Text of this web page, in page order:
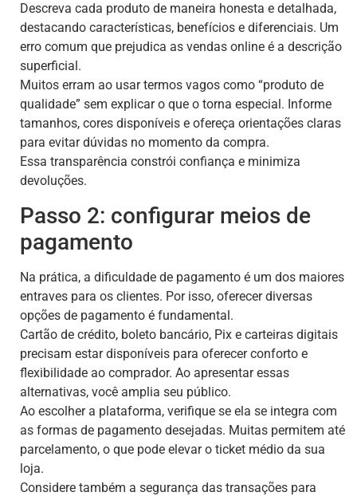
Descreva cada produto de maneira honesta e detalhada,
destacando características, benefícios e diferenciais. Um
erro comum que prejudica as vendas online é a descrição
superficial.
Muitos erram ao usar termos vagos como “produto de
qualidade” sem explicar o que o torna especial. Informe
tamanhos, cores disponíveis e ofereça orientações claras
para evitar dúvidas no momento da compra.
Essa transparência constrói confiança e minimiza
devoluções.
Passo 2: configurar meios de
pagamento
Na prática, a dificuldade de pagamento é um dos maiores
entraves para os clientes. Por isso, oferecer diversas
opções de pagamento é fundamental.
Cartão de crédito, boleto bancário, Pix e carteiras digitais
precisam estar disponíveis para oferecer conforto e
flexibilidade ao comprador. Ao apresentar essas
alternativas, você amplia seu público.
Ao escolher a plataforma, verifique se ela se integra com
as formas de pagamento desejadas. Muitas permitem até
parcelamento, o que pode elevar o ticket médio da sua
loja.
Considere também a segurança das transações para